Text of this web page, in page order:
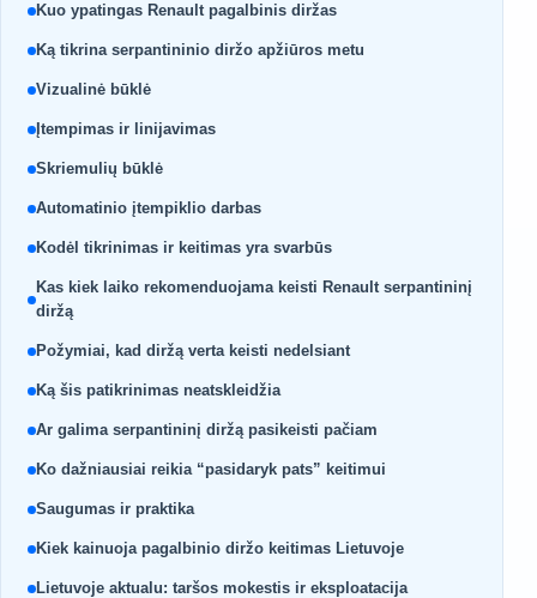
Kuo ypatingas Renault pagalbinis diržas
Ką tikrina serpantininio diržo apžiūros metu
Vizualinė būklė
Įtempimas ir linijavimas
Skriemulių būklė
Automatinio įtempiklio darbas
Kodėl tikrinimas ir keitimas yra svarbūs
Kas kiek laiko rekomenduojama keisti Renault serpantininį
diržą
Požymiai, kad diržą verta keisti nedelsiant
Ką šis patikrinimas neatskleidžia
Ar galima serpantininį diržą pasikeisti pačiam
Ko dažniausiai reikia “pasidaryk pats” keitimui
Saugumas ir praktika
Kiek kainuoja pagalbinio diržo keitimas Lietuvoje
Lietuvoje aktualu: taršos mokestis ir eksploatacija